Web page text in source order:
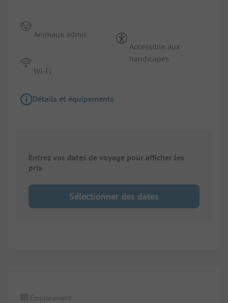
Animaux admis
Wi-Fi
Accessible aux
handicapés
Détails et équipements
Entrez vos dates de voyage pour afficher les
prix
Sélectionner des dates
Emplacement